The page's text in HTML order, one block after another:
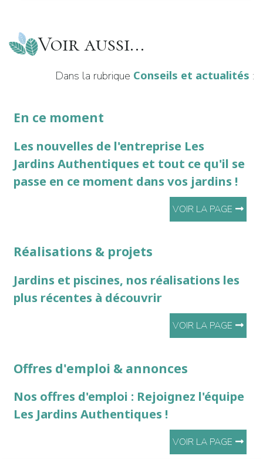
Voir aussi...
Dans la rubrique Conseils et actualités :
En ce moment
Les nouvelles de l'entreprise Les
Jardins Authentiques et tout ce qu'il se
passe en ce moment dans vos jardins !
VOIR LA PAGE
Réalisations & projets
Jardins et piscines, nos réalisations les
plus récentes à découvrir
VOIR LA PAGE
Offres d'emploi & annonces
Nos offres d'emploi : Rejoignez l'équipe
Les Jardins Authentiques !
VOIR LA PAGE